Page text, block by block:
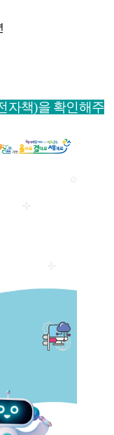
자책)을 확인해주